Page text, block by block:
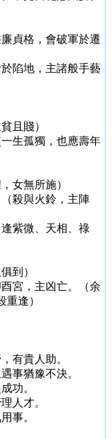
貞格，會破軍於遷
陷地，主諸般手藝
且賤）
生孤獨，也應壽年
女無所施）
殺與火鈴，主陣
紫微、天相、祿
到）
宮，主凶亡。（余
逢）
有貴人助。
事猶豫不決。
功。
人才。
事。